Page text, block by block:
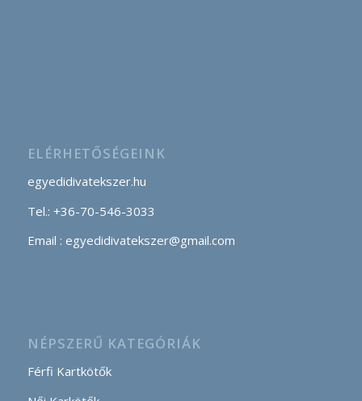
ELÉRHETŐSÉGEINK
egyedidivatekszer.hu
Tel.: +36-70-546-3033
Email : egyedidivatekszer@gmail.com
NÉPSZERŰ KATEGÓRIÁK
Férfi Kartkötők